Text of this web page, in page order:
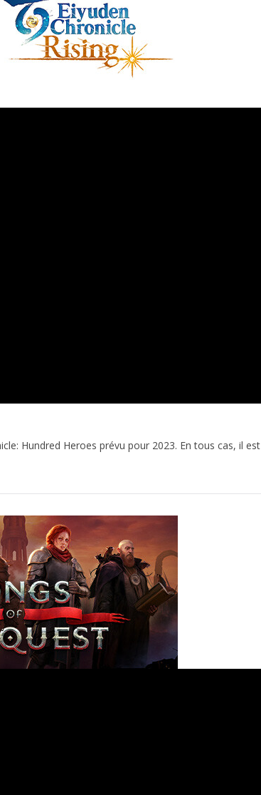
Hundred Heroes prévu pour 2023. En tous cas, il est